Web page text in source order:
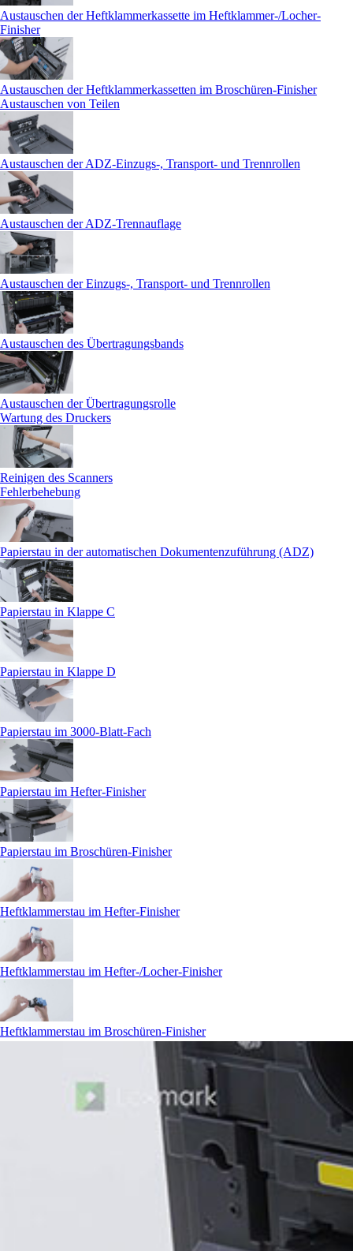
Austauschen der Heftklammerkassette im Heftklammer-/Locher-
Finisher
Austauschen der Heftklammerkassetten im Broschüren-Finisher
Austauschen von Teilen
Austauschen der ADZ-Einzugs-, Transport- und Trennrollen
Austauschen der ADZ-Trennauflage
Austauschen der Einzugs-, Transport- und Trennrollen
Austauschen des Übertragungsbands
Austauschen der Übertragungsrolle
Wartung des Druckers
Reinigen des Scanners
Fehlerbehebung
Papierstau in der automatischen Dokumentenzuführung (ADZ)
Papierstau in Klappe C
Papierstau in Klappe D
Papierstau im 3000-Blatt-Fach
Papierstau im Hefter-Finisher
Papierstau im Broschüren-Finisher
Heftklammerstau im Hefter-Finisher
Heftklammerstau im Hefter-/Locher-Finisher
Heftklammerstau im Broschüren-Finisher